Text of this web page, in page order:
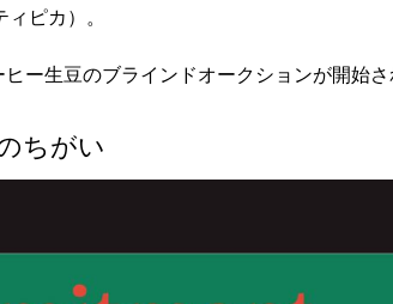
ピカ）。
ー生豆のブラインドオークションが開始さ
ちがい